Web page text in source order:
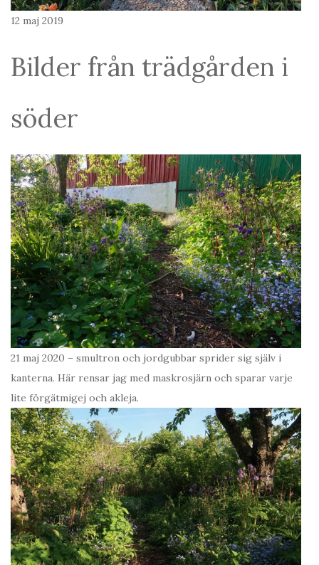
12 maj 2019
Bilder från trädgården i
söder
21 maj 2020 – smultron och jordgubbar sprider sig själv i
kanterna. Här rensar jag med maskrosjärn och sparar varje
lite förgätmigej och akleja.